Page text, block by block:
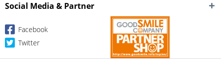
Social Media & Partner
Facebook
Twitter